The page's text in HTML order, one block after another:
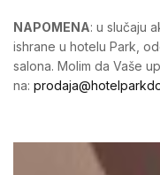
NAPOMENA: u slučaju
ishrane u hotelu Park,
salona. Molim da Vaše
na: